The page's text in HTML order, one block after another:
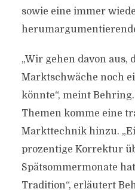
sowie eine immer
„Wir gehen davon aus,
Marktschwäche noch
könnte“, meint
Themen komme eine
Markttechnik hinzu.
prozentige Korrektur
Spätsommermonate
Tradition“, erläutert